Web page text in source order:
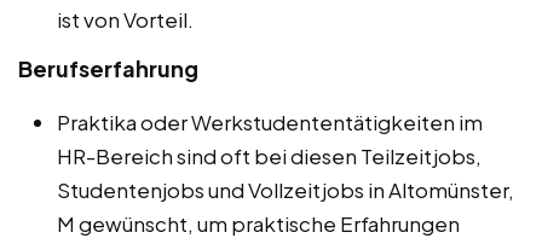
ist von Vorteil.
Berufserfahrung
Praktika oder Werkstudententätigkeiten im
HR-Bereich sind oft bei diesen Teilzeitjobs,
Studentenjobs und Vollzeitjobs in Altomünster,
M gewünscht, um praktische Erfahrungen